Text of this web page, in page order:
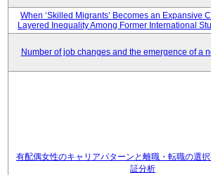
When ‘Skilled Migrants’ Becomes an Expansive
Layered Inequality Among Former International
Number of job changes and the emergence of a
有配偶女性のキャリアパターンと離職・転職の選
証分析